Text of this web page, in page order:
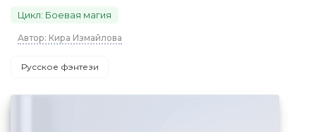
Цикл: Боевая магия
Автор: Кира Измайлова
Русское фэнтези